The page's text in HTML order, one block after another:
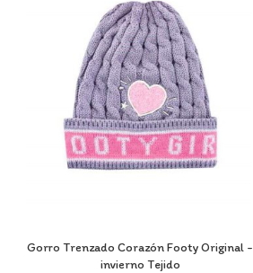
Gorro Trenzado Corazón Footy Original -
invierno Tejido